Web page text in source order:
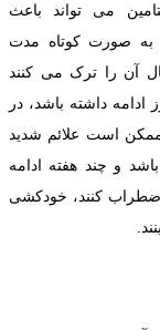
می تواند باعث
صورت کوتاه مدت
آن را ترک می کنند
داشته باشد، در
است علائم شدید
و چند هفته ادامه
کنند، خودکشی